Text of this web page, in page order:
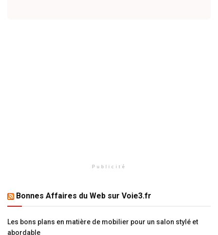
Publicité
Bonnes Affaires du Web sur Voie3.fr
Les bons plans en matière de mobilier pour un salon stylé et
abordable